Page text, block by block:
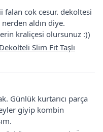
falan cok cesur. dekoltesi
aldın diye.
kraliçesi olursunuz :))
Slim Fit Taşlı
Günlük kurtarıcı parça
giyip kombin